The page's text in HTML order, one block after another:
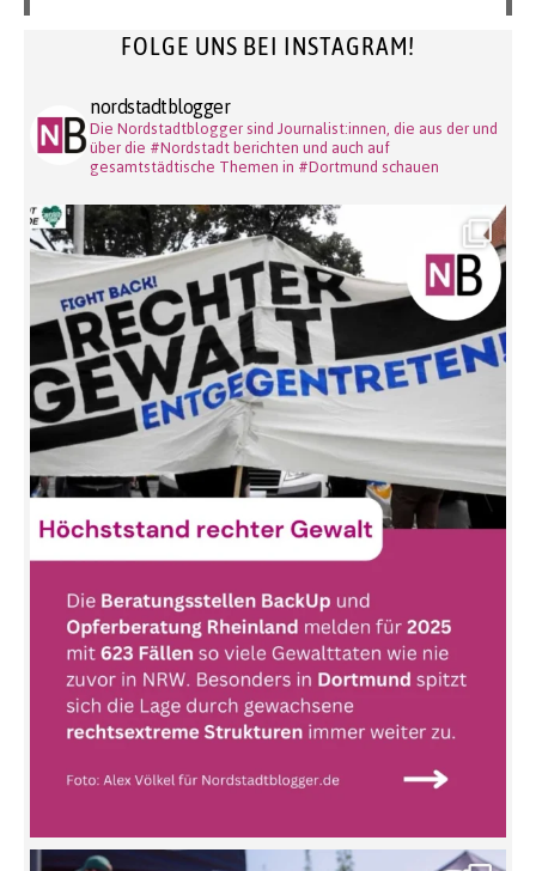
FOLGE UNS BEI INSTAGRAM!
nordstadtblogger
Die Nordstadtblogger sind Journalist:innen, die aus der und
über die #Nordstadt berichten und auch auf
gesamtstädtische Themen in #Dortmund schauen